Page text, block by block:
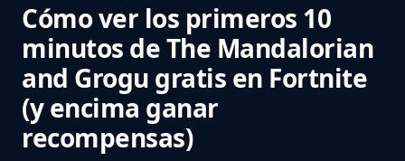
Cómo ver los primeros 10
minutos de The Mandalorian
and Grogu gratis en Fortnite
(y encima ganar
recompensas)